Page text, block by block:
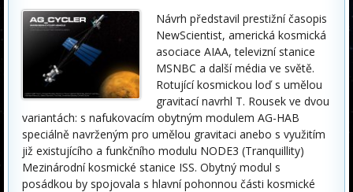
Návrh představil prestižní časopis
NewScientist, americká kosmická
asociace AIAA, televizní stanice
MSNBC a další média ve světě.
Rotující kosmickou loď s umělou
gravitací navrhl T. Rousek ve dvou
variantách: s nafukovacím obytným modulem AG-HAB
speciálně navrženým pro umělou gravitaci anebo s využitím
již existujícího a funkčního modulu NODE3 (Tranquillity)
Mezinárodní kosmické stanice ISS. Obytný modul s
posádkou by spojovala s hlavní pohonnou části kosmické